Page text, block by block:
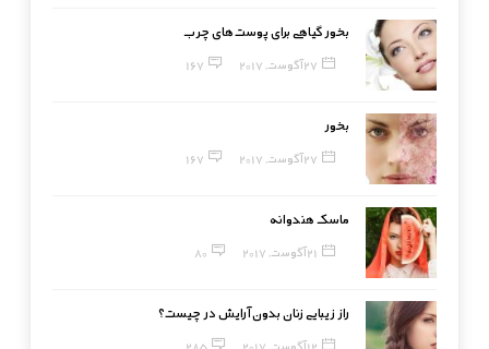
بخور گیاهی برای پوست‌های چرب
27 آگوست, 2017 167
بخور
27 آگوست, 2017 167
ماسک هندوانه
21 آگوست, 2017 80
راز زیبایی زنان بدون آرایش در چیست؟
12 آگوست, 2017 285